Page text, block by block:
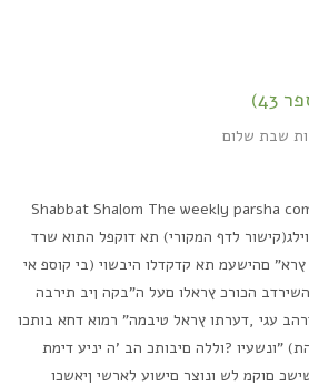
שבת שלום
Shabbat Shalom The weekly parsha
ח"נשת 43 'סמ ןוילג(קישור לדף המקורי) תא דוקפל התוא שרד
םהישעמ תא קדקדלו היבשוי (בי קוספ אי
הכורכ ץראלו םעל ה"בקה ןיב תירבה
עגי ,דערתו ץראל טיבמה" רמוא דחא בותכו
"ונשעיו ?וללה םיבותכ הב 'ה יניע דימת
םוקמ לש ונוצר םישוע לארשי ןיאשכו